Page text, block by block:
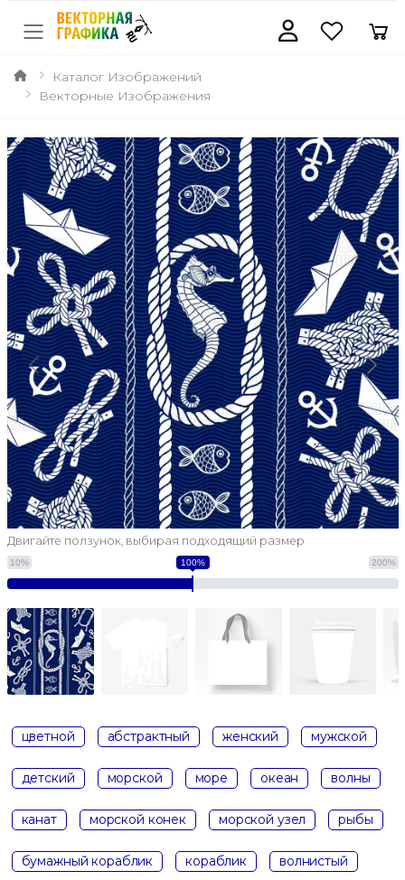
Каталог Изображений
Векторные Изображения
Двигайте ползунок, выбирая подходящий размер
10% 200%
100%
цветной абстрактный женский мужской
детский морской море океан волны
канат морской конек морской узел рыбы
бумажный кораблик кораблик волнистый